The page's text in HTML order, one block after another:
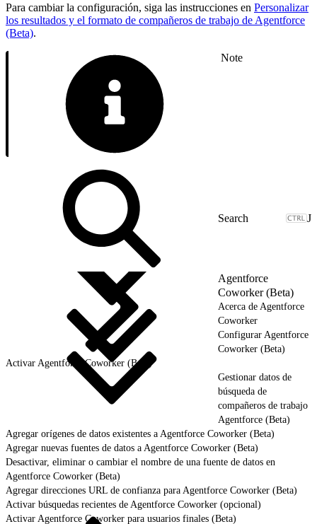
Para cambiar la configuración, siga las instrucciones en Personalizar
los resultados y el formato de compañeros de trabajo de Agentforce
(Beta).
Note
J
Agentforce
Coworker (Beta)
Acerca de Agentforce
Coworker
Configurar Agentforce
Coworker (Beta)
Activar Agentforce Coworker (Beta)
Gestionar datos de
búsqueda de
compañeros de trabajo
Agentforce (Beta)
Agregar orígenes de datos existentes a Agentforce Coworker (Beta)
Agregar nuevas fuentes de datos a Agentforce Coworker (Beta)
Desactivar, eliminar o cambiar el nombre de una fuente de datos en
Agentforce Coworker (Beta)
Agregar direcciones URL de confianza para Agentforce Coworker (Beta)
Activar búsquedas recientes de Agentforce Coworker (opcional)
Activar Agentforce Coworker para usuarios finales (Beta)